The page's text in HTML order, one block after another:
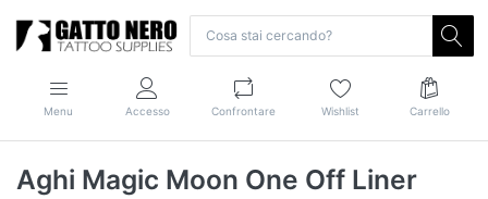
Menu Accesso Confrontare Wishlist Carrello
Aghi Magic Moon One Off Liner